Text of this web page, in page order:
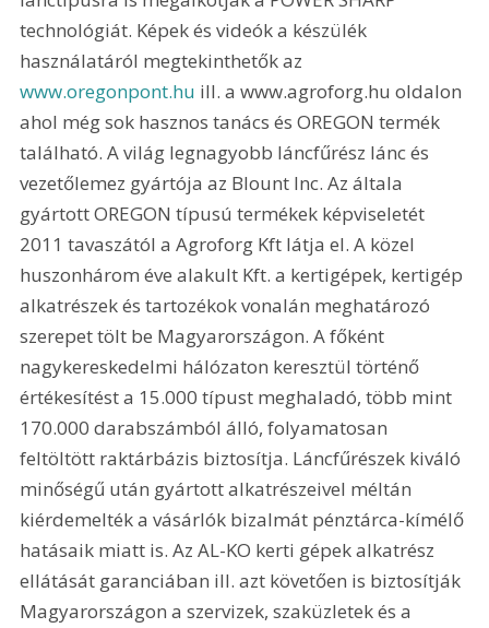
technológiát. Képek és videók a készülék
használatáról megtekinthetők az
www.oregonpont.hu ill. a www.agroforg.hu oldalon
ahol még sok hasznos tanács és OREGON termék
található. A világ legnagyobb láncfűrész lánc és
vezetőlemez gyártója az Blount Inc. Az általa
gyártott OREGON típusú termékek képviseletét
2011 tavaszától a Agroforg Kft látja el. A közel
huszonhárom éve alakult Kft. a kertigépek, kertigép
alkatrészek és tartozékok vonalán meghatározó
szerepet tölt be Magyarországon. A főként
nagykereskedelmi hálózaton keresztül történő
értékesítést a 15.000 típust meghaladó, több mint
170.000 darabszámból álló, folyamatosan
feltöltött raktárbázis biztosítja. Láncfűrészek kiváló
minőségű után gyártott alkatrészeivel méltán
kiérdemelték a vásárlók bizalmát pénztárca-kímélő
hatásaik miatt is. Az AL-KO kerti gépek alkatrész
ellátását garanciában ill. azt követően is biztosítják
Magyarországon a szervizek, szaküzletek és a